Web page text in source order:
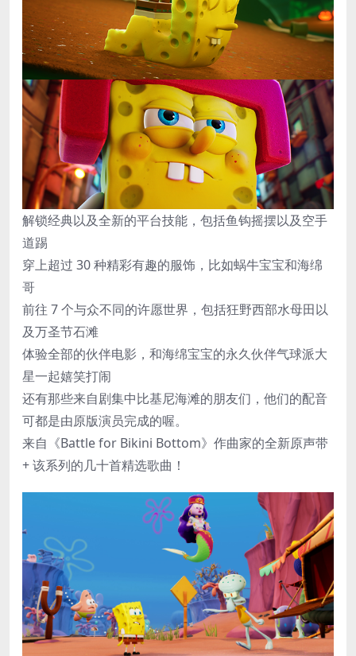
解锁经典以及全新的平台技能，包括鱼钩摇摆以及空手
道踢
穿上超过 30 种精彩有趣的服饰，比如蜗牛宝宝和海绵
哥
前往 7 个与众不同的许愿世界，包括狂野西部水母田以
及万圣节石滩
体验全部的伙伴电影，和海绵宝宝的永久伙伴气球派大
星一起嬉笑打闹
还有那些来自剧集中比基尼海滩的朋友们，他们的配音
可都是由原版演员完成的喔。
来自《Battle for Bikini Bottom》作曲家的全新原声带
+ 该系列的几十首精选歌曲！